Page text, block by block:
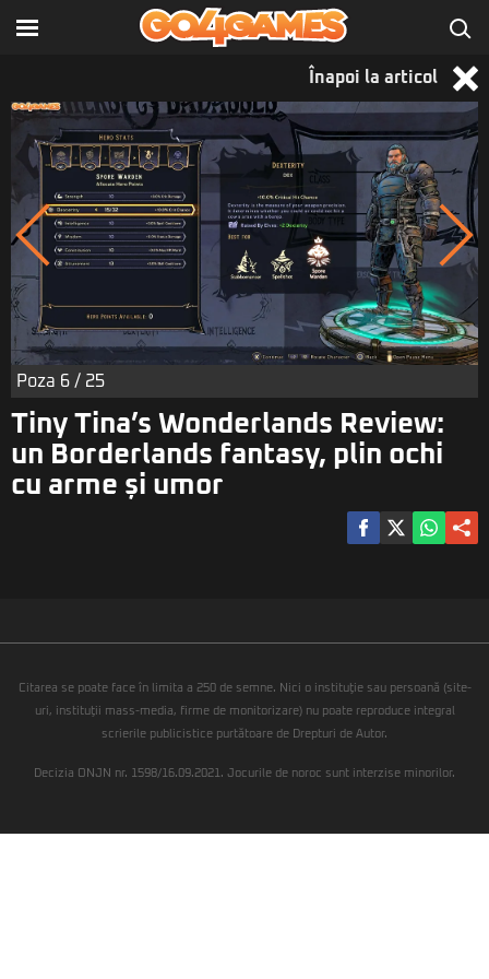
Înapoi la articol
Poza 6 / 25
Tiny Tina’s Wonderlands Review:
un Borderlands fantasy, plin ochi
cu arme și umor
Citarea se poate face în limita a 250 de semne. Nici o instituţie sau persoană (site-
uri, instituţii mass-media, firme de monitorizare) nu poate reproduce integral
scrierile publicistice purtătoare de Drepturi de Autor.
Decizia ONJN nr. 1598/16.09.2021. Jocurile de noroc sunt interzise minorilor.